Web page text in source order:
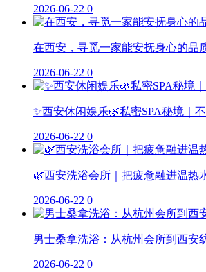
2026-06-22 0
在西安，寻觅一家能安抚身心的品
2026-06-22 0
✨西安休闲娱乐🌿私密SPA秘境｜
2026-06-22 0
🌿西安洗浴会所｜把疲惫融进温热
2026-06-22 0
男士桑拿洗浴：从杭州会所到西安
2026-06-22 0